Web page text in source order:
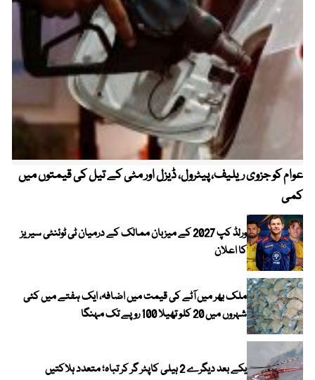
عوام کو جزوی ریلیف، پیٹرول، ڈیزل اور مٹی کے تیل کی قیمتوں میں
کمی
ورلڈ کپ 2027 کے میزبان ممالک کے درمیان ٹی ٹوئنٹی سیریز
کا اعلان
ملک بھر میں آٹے کی قیمت میں اضافہ، ایک ہفتے میں کئی
شہروں میں 20 کلو تھیلا 100 روپے تک مہنگا
یکے بعد دیگرے 2 ہیلی کاپٹر گر کر تباہ؛ متعدد ہلاکتیں